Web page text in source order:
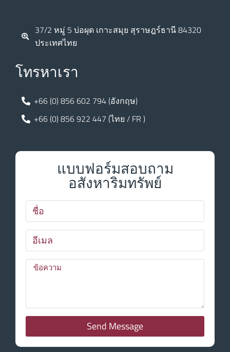
37/2 หมู่ 5 บ่อผุด เกาะสมุย สุราษฎร์ธานี 84320
ประเทศไทย
โทรหาเรา
+66 (0) 856 602 794 (อังกฤษ)
+66 (0) 856 922 447 (ไทย / FR )
แบบฟอร์มสอบถาม
อสังหาริมทรัพย์
Send Message